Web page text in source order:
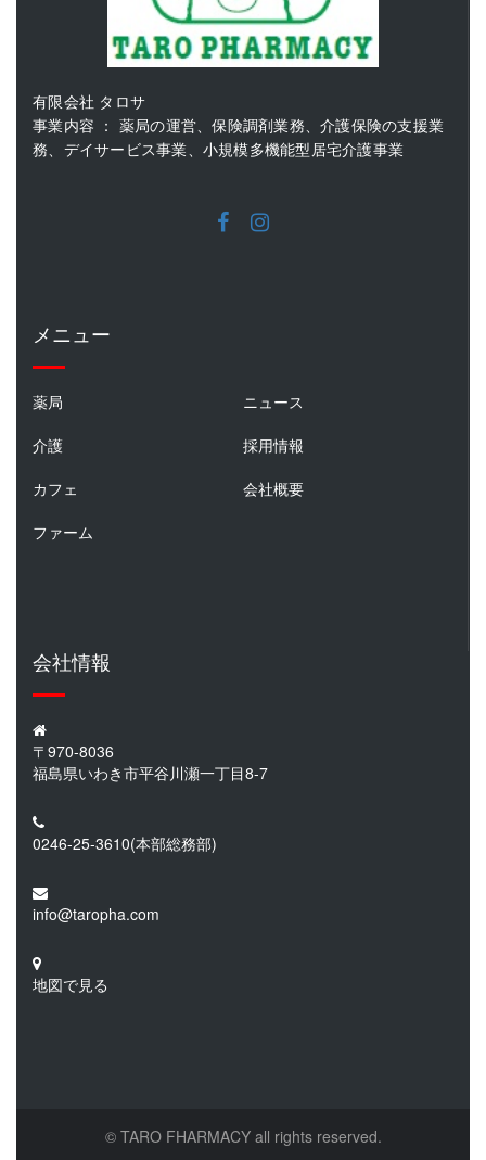
有限会社 タロサ
事業内容 ： 薬局の運営、保険調剤業務、介護保険の支援業
務、デイサービス事業、小規模多機能型居宅介護事業
メニュー
薬局
介護
カフェ
ファーム
ニュース
採用情報
会社概要
会社情報
〒970-8036
福島県いわき市平谷川瀬一丁目8-7
0246-25-3610(本部総務部)
info@taropha.com
地図で見る
© TARO FHARMACY all rights reserved.